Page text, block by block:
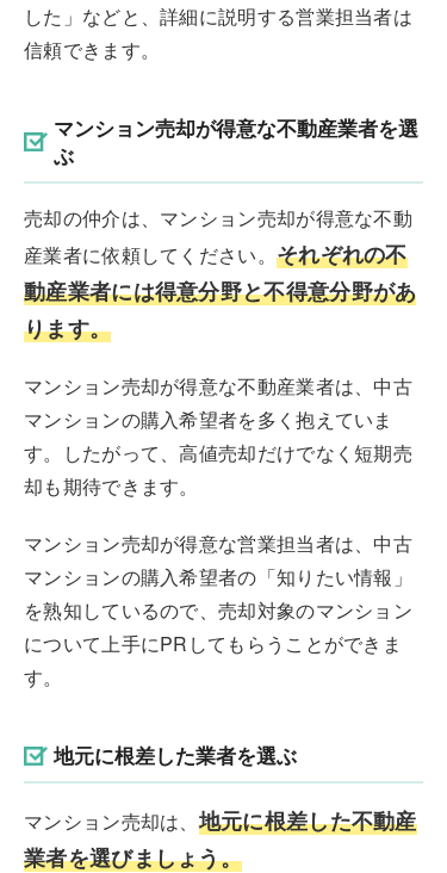
した」などと、詳細に説明する営業担当者は
信頼できます。
マンション売却が得意な不動産業者を選
ぶ
売却の仲介は、マンション売却が得意な不動
産業者に依頼してください。 それぞれの不
動産業者には得意分野と不得意分野があ
ります。
マンション売却が得意な不動産業者は、中古
マンションの購入希望者を多く抱えていま
す。したがって、高値売却だけでなく短期売
却も期待できます。
マンション売却が得意な営業担当者は、中古
マンションの購入希望者の「知りたい情報」
を熟知しているので、売却対象のマンション
について上手にPRしてもらうことができま
す。
地元に根差した業者を選ぶ
マンション売却は、地元に根差した不動産
業者を選びましょう。